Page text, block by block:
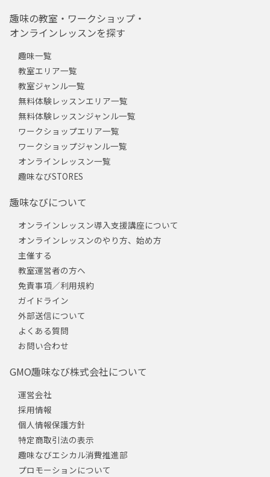
趣味の教室・ワークショップ・
オンラインレッスンを探す
趣味一覧
教室エリア一覧
教室ジャンル一覧
無料体験レッスンエリア一覧
無料体験レッスンジャンル一覧
ワークショップエリア一覧
ワークショップジャンル一覧
オンラインレッスン一覧
趣味なびSTORES
趣味なびについて
オンラインレッスン導入支援講座について
オンラインレッスンのやり方、始め方
主催する
教室運営者の方へ
免責事項／利用規約
ガイドライン
外部送信について
よくある質問
お問い合わせ
GMO趣味なび株式会社について
運営会社
採用情報
個人情報保護方針
特定商取引法の表示
趣味なびエシカル消費推進部
プロモーションについて